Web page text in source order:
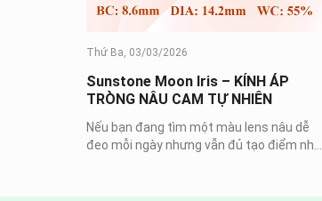
Thứ Ba, 03/03/2026
Sunstone Moon Iris – KÍNH ÁP
TRÒNG NÂU CAM TỰ NHIÊN
Nếu bạn đang tìm một màu lens nâu dễ
đeo mỗi ngày nhưng vẫn đủ tạo điểm nhấn